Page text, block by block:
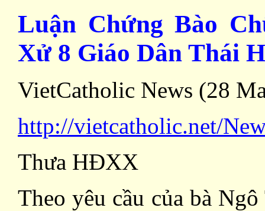
Luận Chứng Bào
Xử 8 Giáo Dân Thái
VietCatholic News (28
http://vietcatholic.net/
Thưa HĐXX
Theo yêu cầu của bà